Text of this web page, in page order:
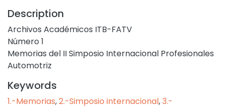
Description
Archivos Académicos ITB-FATV
Número 1
Memorias del II Simposio Internacional Profesionales
Automotriz
Keywords
1.-Memorias,2.-Simposio internacional,3.-